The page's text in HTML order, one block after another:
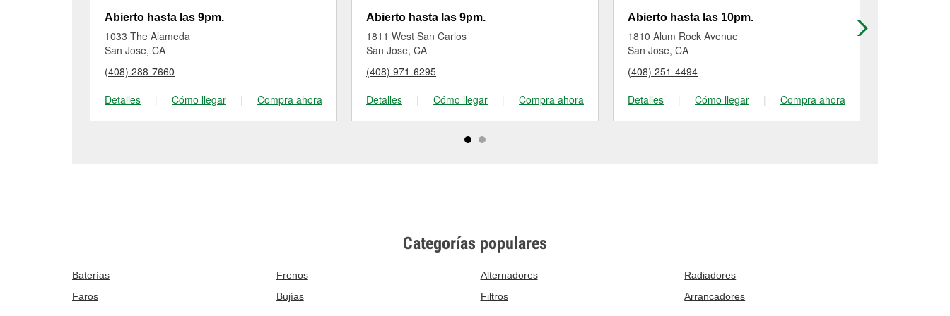
Abierto hasta las 9pm.
1033 The Alameda
San Jose, CA
(408) 288-7660
Detalles
| Cómo llegar | Compra ahora
Abierto hasta las 9pm.
1811 West San Carlos
San Jose, CA
(408) 971-6295
Detalles
| Cómo llegar | Compra ahora
Abierto hasta las 10pm.
1810 Alum Rock Avenue
San Jose, CA
(408) 251-4494
Detalles
| Cómo llegar | Compra ahora
Categorías populares
Baterías Frenos Alternadores
Radiadores
Faros
Bujías Filtros Arrancadores